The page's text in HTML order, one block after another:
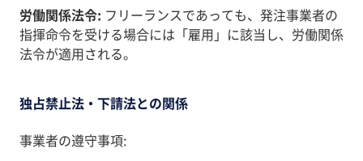
労働関係法令: フリーランスであっても、発注事業者の
指揮命令を受ける場合には「雇用」に該当し、労働関係
法令が適用される。
独占禁止法・下請法との関係
事業者の遵守事項: